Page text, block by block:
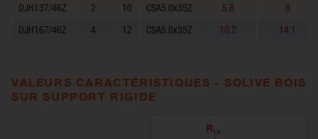
DJH137/46Z
2 10 CSA5.0x35Z 5.8
8
DJH167/46Z
4 12 CSA5.0x35Z 10.2 14.1
VALEURS CARACTÉRISTIQUES - SOLIVE BOIS
SUR SUPPORT RIGIDE